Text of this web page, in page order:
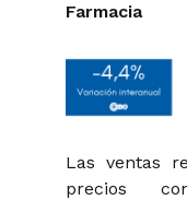
Farmacia
Las ventas
precios